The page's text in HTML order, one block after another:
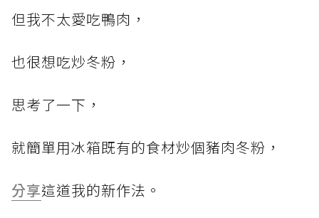
但我不太愛吃鴨肉，
也很想吃炒冬粉，
思考了一下，
就簡單用冰箱既有的食材炒個豬肉冬粉，
分享這道我的新作法。